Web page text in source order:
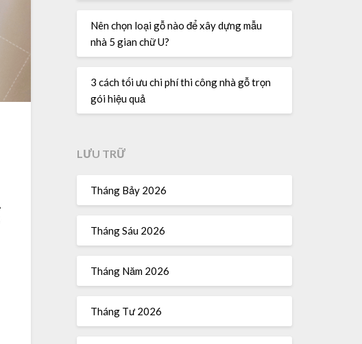
Nên chọn loại gỗ nào để xây dựng mẫu
nhà 5 gian chữ U?
3 cách tối ưu chi phí thi công nhà gỗ trọn
gói hiệu quả
LƯU TRỮ
Tháng Bảy 2026
Tháng Sáu 2026
Tháng Năm 2026
Tháng Tư 2026